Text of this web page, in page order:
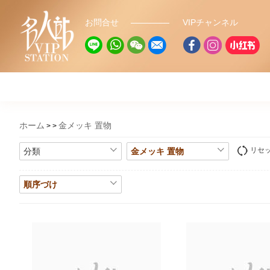
お問合せ VIPチャンネル
ホーム 金メッキ 置物
分類 金メッキ 置物 リセ
順序づけ